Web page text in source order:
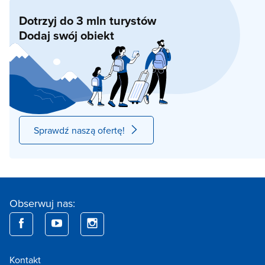
Dotrzyj do 3 mln turystów
Dodaj swój obiekt
Sprawdź naszą ofertę!
Obserwuj nas:
Kontakt